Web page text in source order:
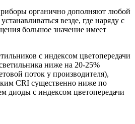
органично дополняют любой
везде, где наряду с
большое значение имеет
с индексом цветопередачи
ниже на 20-25%
поток у производителя),
CRI существенно ниже по
диоды с индексом цветопередачи